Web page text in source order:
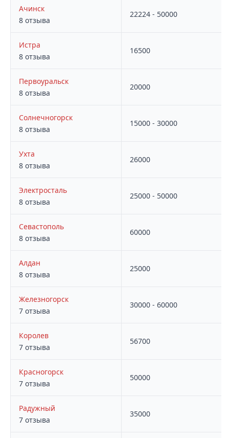
Ачинск
8 отзыва
22224 - 50000
Истра
8 отзыва
16500
Первоуральск
8 отзыва
20000
Солнечногорск
8 отзыва
15000 - 30000
Ухта
8 отзыва
26000
Электросталь
8 отзыва
25000 - 50000
Севастополь
8 отзыва
60000
Алдан
8 отзыва
25000
Железногорск
7 отзыва
30000 - 60000
Королев
7 отзыва
56700
Красногорск
7 отзыва
50000
Радужный
7 отзыва
35000